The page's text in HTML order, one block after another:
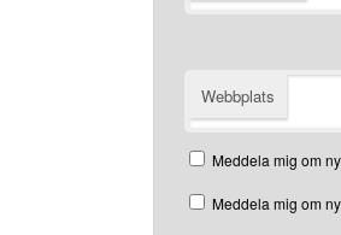
Webbplats
Meddela mig om
Meddela mig om